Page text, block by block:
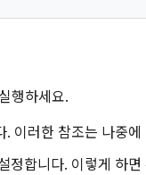
행하세요.
이러한 참조는 나중
정합니다. 이렇게 하